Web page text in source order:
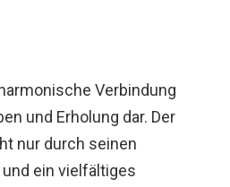
Verbindung
und Erholung dar. Der
nur durch seinen
ein vielfältiges